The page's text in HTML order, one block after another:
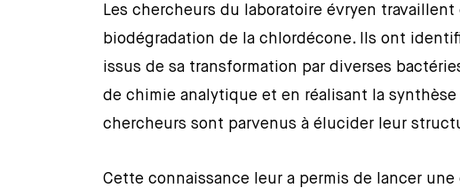
Les chercheurs du laboratoire évryen travaillent
biodégradation de la chlordécone. Ils ont
issus de sa transformation par diverses
de chimie analytique et en réalisant la
chercheurs sont parvenus à élucider leur
Cette connaissance leur a permis de lancer